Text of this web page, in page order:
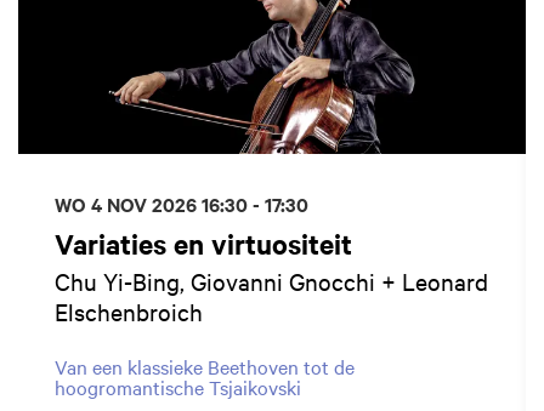
Variaties en virtuositeit
Chu Yi-Bing, Giovanni Gnocchi + Leonard
Elschenbroich
Van een klassieke Beethoven tot de
hoogromantische Tsjaikovski
WO 4 NOV 202616:30 - 17:30